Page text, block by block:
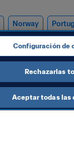
Norway
Configuración de
Rechazarlas
Aceptar todas las